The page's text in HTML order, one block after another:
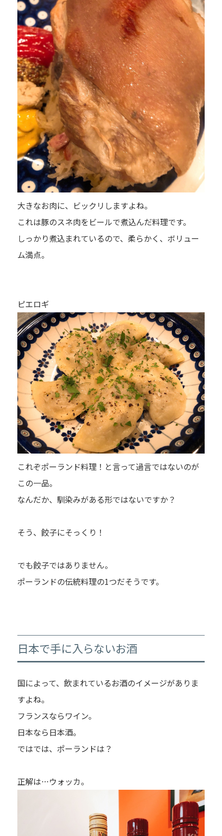
大きなお肉に、ビックリしますよね。
これは豚のスネ肉をビールで煮込んだ料理です。
しっかり煮込まれているので、柔らかく、ボリュー
ム満点。
ピエロギ
これぞポーランド料理！と言って過言ではないのが
この一品。
なんだか、馴染みがある形ではないですか？
そう、餃子にそっくり！
でも餃子ではありません。
ポーランドの伝統料理の1つだそうです。
日本で手に入らないお酒
国によって、飲まれているお酒のイメージがありま
すよね。
フランスならワイン。
日本なら日本酒。
ではでは、ポーランドは？
正解は…ウォッカ。